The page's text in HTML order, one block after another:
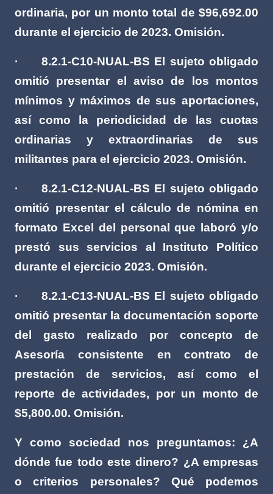
ordinaria, por un monto total de $96,692.00
durante el ejercicio de 2023. Omisión.
·
8.2.1-C10-NUAL-BS El sujeto obligado
omitió presentar el aviso de los montos
mínimos y máximos de sus aportaciones,
así como la periodicidad de las cuotas
ordinarias y extraordinarias de sus
militantes para el ejercicio 2023. Omisión.
·
8.2.1-C12-NUAL-BS El sujeto obligado
omitió presentar el cálculo de nómina en
formato Excel del personal que laboró y/o
prestó sus servicios al Instituto Político
durante el ejercicio 2023. Omisión.
·
8.2.1-C13-NUAL-BS El sujeto obligado
omitió presentar la documentación soporte
del gasto realizado por concepto de
Asesoría consistente en contrato de
prestación de servicios, así como el
reporte de actividades, por un monto de
$5,800.00. Omisión.
Y como sociedad nos preguntamos: ¿A
dónde fue todo este dinero? ¿A empresas
o criterios personales? Qué podemos